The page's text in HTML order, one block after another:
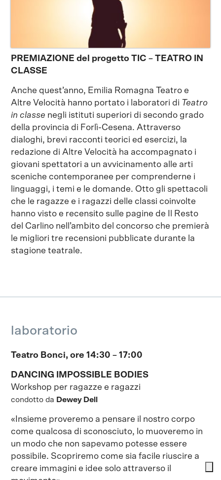
PREMIAZIONE del progetto TIC – TEATRO IN
CLASSE
Anche quest’anno, Emilia Romagna Teatro e
Altre Velocità hanno portato i laboratori di Teatro
in classe negli istituti superiori di secondo grado
della provincia di Forlì-Cesena. Attraverso
dialoghi, brevi racconti teorici ed esercizi, la
redazione di Altre Velocità ha accompagnato i
giovani spettatori a un avvicinamento alle arti
sceniche contemporanee per comprenderne i
linguaggi, i temi e le domande. Otto gli spettacoli
che le ragazze e i ragazzi delle classi coinvolte
hanno visto e recensito sulle pagine de Il Resto
del Carlino nell’ambito del concorso che premierà
le migliori tre recensioni pubblicate durante la
stagione teatrale.
laboratorio
Teatro Bonci, ore 14:30 – 17:00
DANCING IMPOSSIBLE BODIES
Workshop per ragazze e ragazzi
condotto da Dewey Dell
«Insieme proveremo a pensare il nostro corpo
come qualcosa di sconosciuto, lo muoveremo in
un modo che non sapevamo potesse essere
possibile. Scopriremo come sia facile riuscire a
creare immagini e idee solo attraverso il